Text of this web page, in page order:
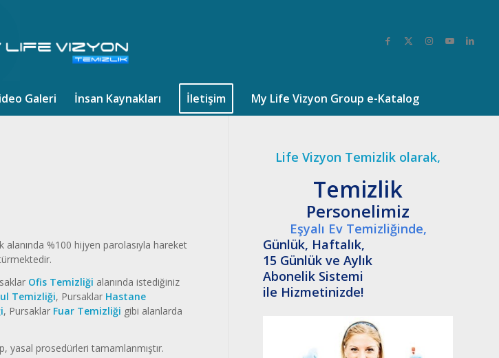
Galeri İnsan Kaynakları İletişim My Life Vizyon Group e-Katalog
%100 hijyen parolasıyla hareket
Ofis Temizliği alanında istediğiniz
Temizliği, Pursaklar Hastane
, Pursaklar Fuar Temizliği gibi alanlarda
yasal prosedürleri tamamlanmıştır.
Life Vizyon Temizlik olarak,
Temizlik
Personelimiz
Eşyalı Ev Temizliğinde,
Günlük, Haftalık,
15 Günlük ve Aylık
Abonelik Sistemi
ile Hizmetinizde!